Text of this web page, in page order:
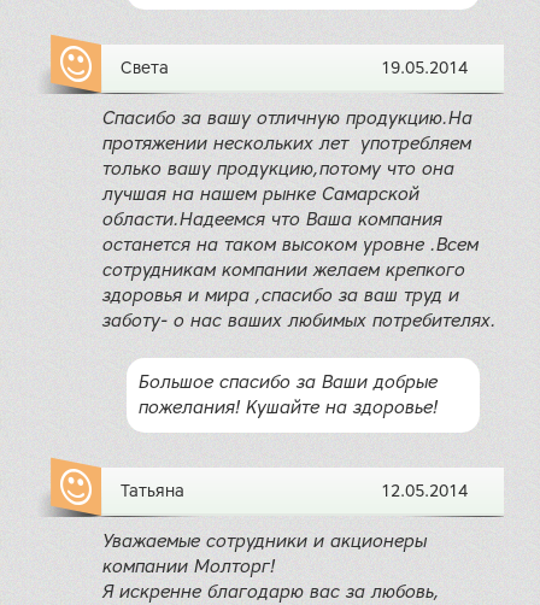
Света 19.05.2014
Спасибо за вашу отличную продукцию.На
протяжении нескольких лет употребляем
только вашу продукцию,потому что она
лучшая на нашем рынке Самарской
области.Надеемся что Ваша компания
останется на таком высоком уровне .Всем
сотрудникам компании желаем крепкого
здоровья и мира ,спасибо за ваш труд и
заботу- о нас ваших любимых потребителях.
Большое спасибо за Ваши добрые
пожелания! Кушайте на здоровье!
Татьяна 12.05.2014
Уважаемые сотрудники и акционеры
компании Молторг!
Я искренне благодарю вас за любовь,